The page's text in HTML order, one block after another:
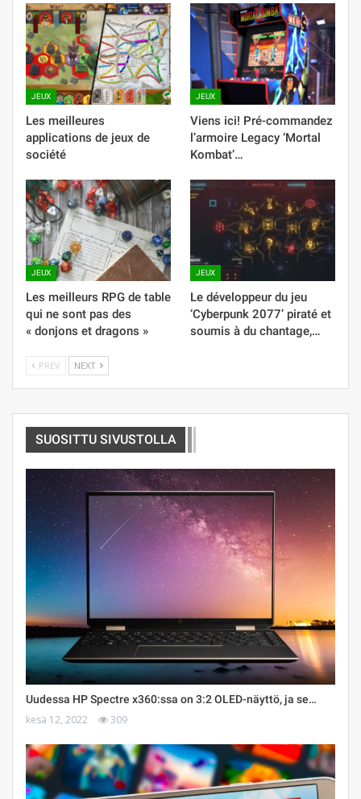
JEUX
Les meilleures
applications de jeux de
société
JEUX
Viens ici! Pré-commandez
l’armoire Legacy ‘Mortal
Kombat’…
JEUX
Les meilleurs RPG de table
qui ne sont pas des
« donjons et dragons »
JEUX
Le développeur du jeu
‘Cyberpunk 2077’ piraté et
soumis à du chantage,…
PREV NEXT
SUOSITTU SIVUSTOLLA
Uudessa HP Spectre x360:ssa on 3:2 OLED-näyttö, ja se…
kesä 12, 2022 309